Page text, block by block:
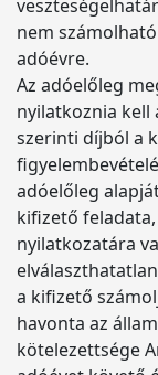
nem
adóévre.
Az adóelőleg
nyilatkoznia kell
szerinti díjból a
adóelőleg
kifizető
nyilatkozatára
a kifizető
havonta az
kötelezettsége